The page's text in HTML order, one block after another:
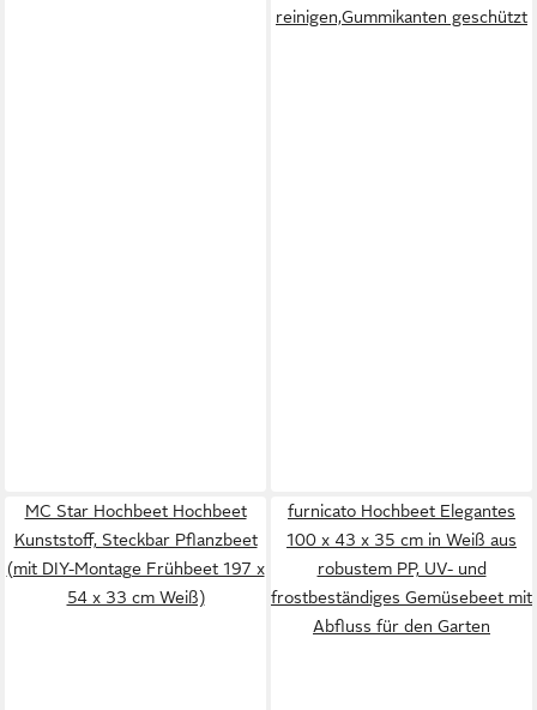
reinigen,Gummikanten geschützt
MC Star Hochbeet Hochbeet
Kunststoff, Steckbar Pflanzbeet
(mit DIY-Montage Frühbeet 197 x
54 x 33 cm Weiß)
furnicato Hochbeet Elegantes
100 x 43 x 35 cm in Weiß aus
robustem PP, UV- und
frostbeständiges Gemüsebeet mit
Abfluss für den Garten